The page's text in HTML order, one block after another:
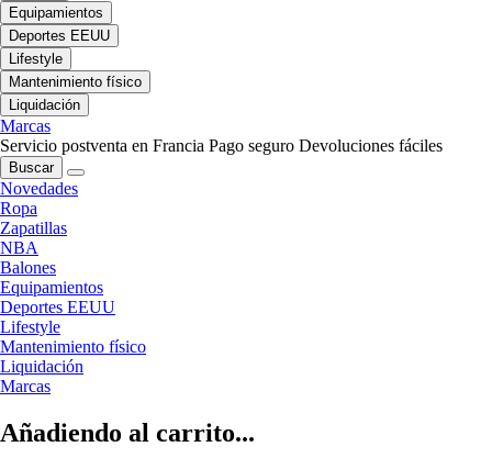
Equipamientos
Deportes EEUU
Lifestyle
Mantenimiento físico
Liquidación
Marcas
Servicio postventa en Francia Pago seguro Devoluciones fáciles
Buscar
Novedades
Ropa
Zapatillas
NBA
Balones
Equipamientos
Deportes EEUU
Lifestyle
Mantenimiento físico
Liquidación
Marcas
Añadiendo al carrito...